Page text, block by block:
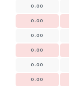
0.00
0.00
0.00
0.00
0.00
0.00